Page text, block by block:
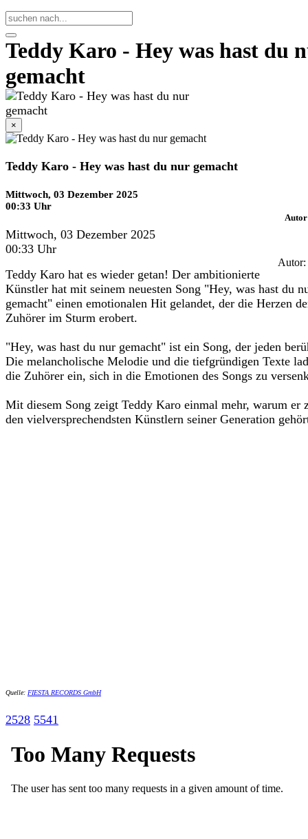
Teddy Karo - Hey was hast du
gemacht
×
Teddy Karo - Hey was hast du nur gemacht
Mittwoch, 03 Dezember 2025
00:33 Uhr
Mittwoch, 03 Dezember 2025
00:33 Uhr
Autor:
Teddy Karo hat es wieder getan! Der ambitionierte
Künstler hat mit seinem neuesten Song "Hey, was hast du
gemacht" einen emotionalen Hit gelandet, der die Herzen
Zuhörer im Sturm erobert.
"Hey, was hast du nur gemacht" ist ein Song, der jeden
Die melancholische Melodie und die tiefgründigen Texte
die Zuhörer ein, sich in die Emotionen des Songs zu
Mit diesem Song zeigt Teddy Karo einmal mehr, warum er
den vielversprechendsten Künstlern seiner Generation
Quelle: FIESTA RECORDS GmbH
2528 5541